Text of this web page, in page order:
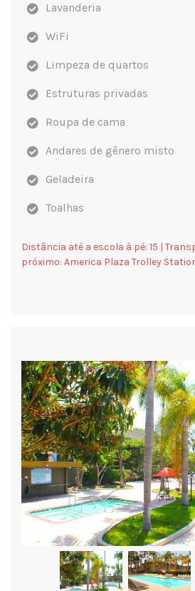
Lavanderia
WiFi
Limpeza de quartos
Estruturas privadas
Roupa de cama
Andares de gênero misto
Geladeira
Toalhas
Distância até a escola à pé: 15 |
próximo: America Plaza Trolley